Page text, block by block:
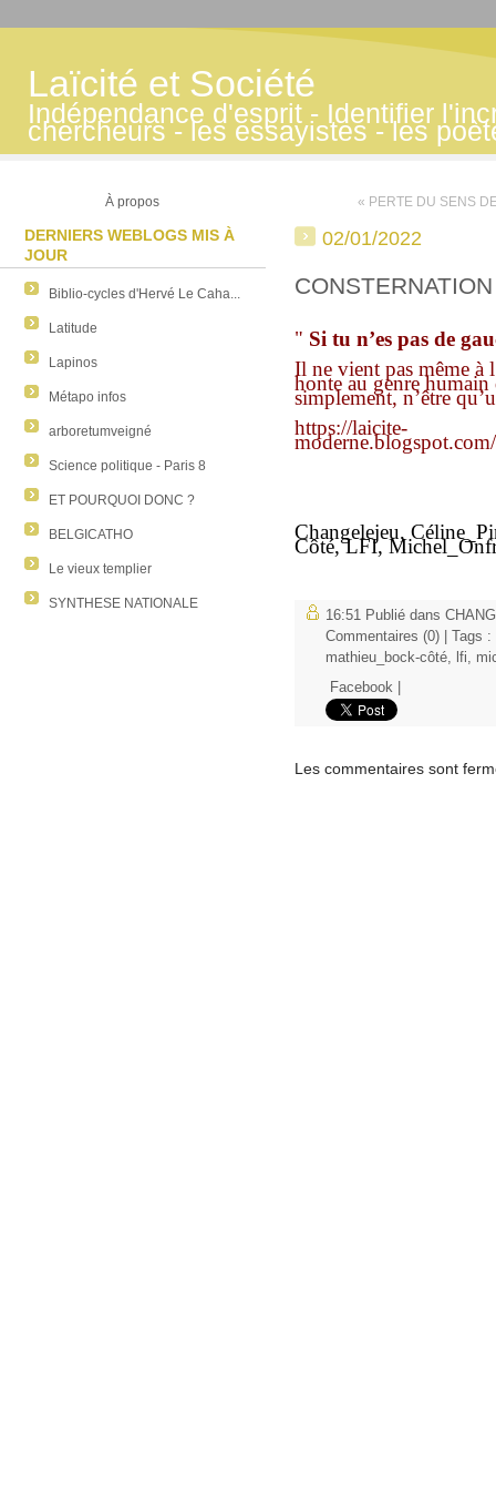
Laïcité et Société
Indépendance d'esprit - Identifier
chercheurs - les essayistes - les
À propos
DERNIERS WEBLOGS MIS À
JOUR
Biblio-cycles d'Hervé Le Caha...
Latitude
Lapinos
Métapo infos
arboretumveigné
Science politique - Paris 8
ET POURQUOI DONC ?
BELGICATHO
Le vieux templier
SYNTHESE NATIONALE
« PERTE DU SENS
02/01/2022
CONSTERNATION
" Si tu n’es pas de
Il ne vient pas même à
honte au genre humain
simplement, n’être
https://laicite-
Changelejeu,
Côté,LFI,
16:51 Publié dans
Commentaires (0) | Tags :
mathieu_bock-côté, lfi,
Facebook
Les commentaires sont